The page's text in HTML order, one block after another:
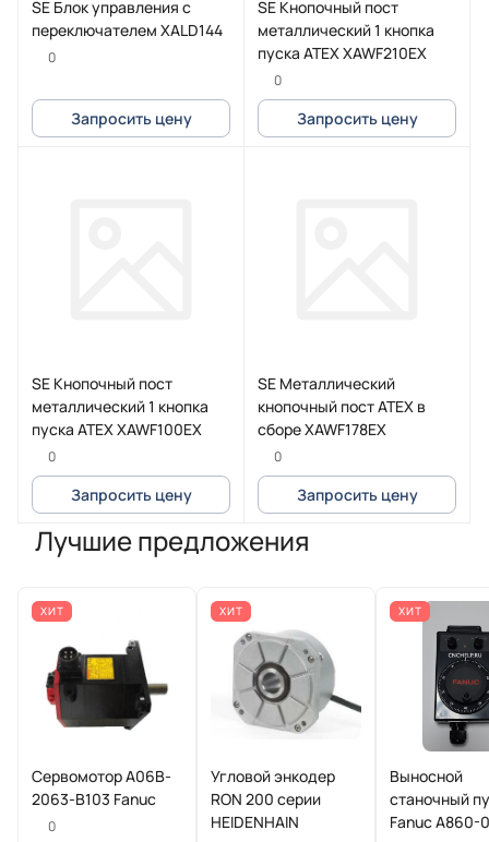
SE Блок управления с
переключателем XALD144
0
Запросить цену
SE Кнопочный пост
металлический 1 кнопка
пуска ATEX XAWF210EX
0
Запросить цену
SE Кнопочный пост
металлический 1 кнопка
пуска ATEX XAWF100EX
0
Запросить цену
SE Металлический
кнопочный пост ATEX в
сборе XAWF178EX
0
Запросить цену
Лучшие предложения
ХИТ
Сервомотор A06B-
2063-B103 Fanuc
0
ХИТ
Угловой энкодер
RON 200 серии
HEIDENHAIN
ХИТ
Выносной
станочный
Fanuc A860-